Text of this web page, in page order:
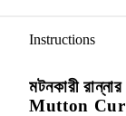
Instructions
মটনকারী
Mutton